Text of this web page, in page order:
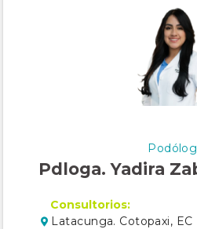
Pdloga. Yadira
Consultorios:
Latacunga. Cotopaxi, EC